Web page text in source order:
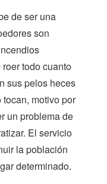
de ser una
son
todo cuanto
sus pelos heces
motivo por
un problema de
El servicio
la población
determinado.